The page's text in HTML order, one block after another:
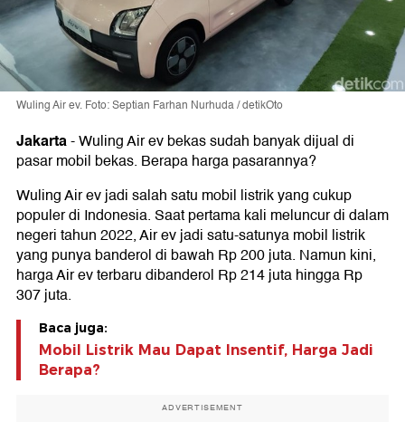
Wuling Air ev. Foto: Septian Farhan Nurhuda / detikOto
Jakarta-Wuling Air ev bekas sudah banyak dijual di
pasar mobil bekas. Berapa harga pasarannya?
Wuling Air ev jadi salah satu mobil listrik yang cukup
populer di Indonesia. Saat pertama kali meluncur di dalam
negeri tahun 2022, Air ev jadi satu-satunya mobil listrik
yang punya banderol di bawah Rp 200 juta. Namun kini,
harga Air ev terbaru dibanderol Rp 214 juta hingga Rp
307 juta.
Baca juga:
Mobil Listrik Mau Dapat Insentif, Harga Jadi
Berapa?
ADVERTISEMENT